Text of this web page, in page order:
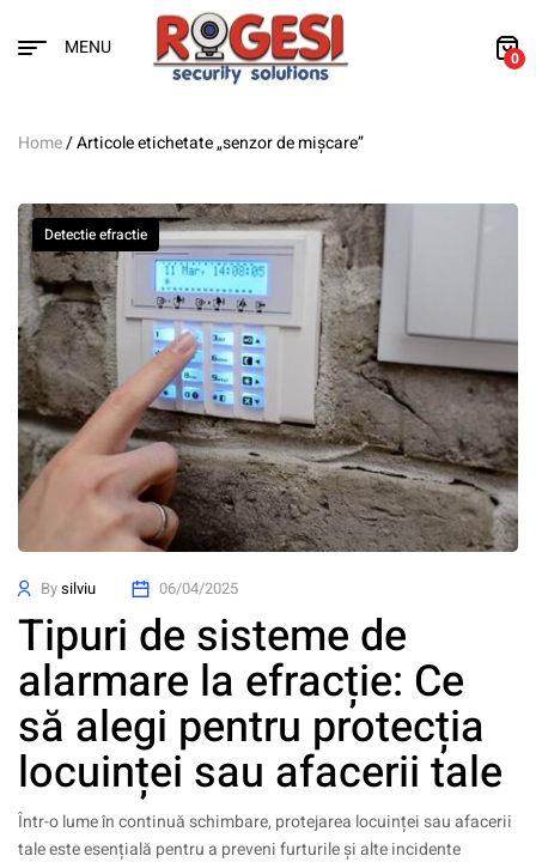
MENU 0
Home/ Articole etichetate „senzor de mișcare”
Detectie efractie
Bysilviu 06/04/2025
Tipuri de sisteme de
alarmare la efracție: Ce
să alegi pentru protecția
locuinței sau afacerii tale
Într-o lume în continuă schimbare, protejarea locuinței sau afacerii
tale este esențială pentru a preveni furturile și alte incidente